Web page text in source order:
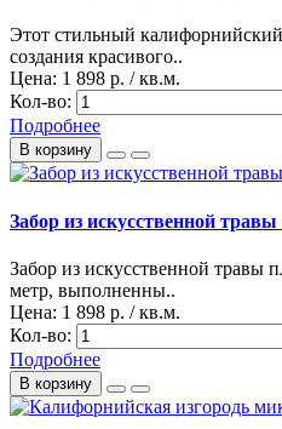
Этот стильный калифорнийский
создания красивого..
Цена: 1 898 р. / кв.м.
Кол-во:
Подробнее
В корзину
Забор из искусственной
Забор из искусственной травы
метр, выполненны..
Цена: 1 898 р. / кв.м.
Кол-во:
Подробнее
В корзину